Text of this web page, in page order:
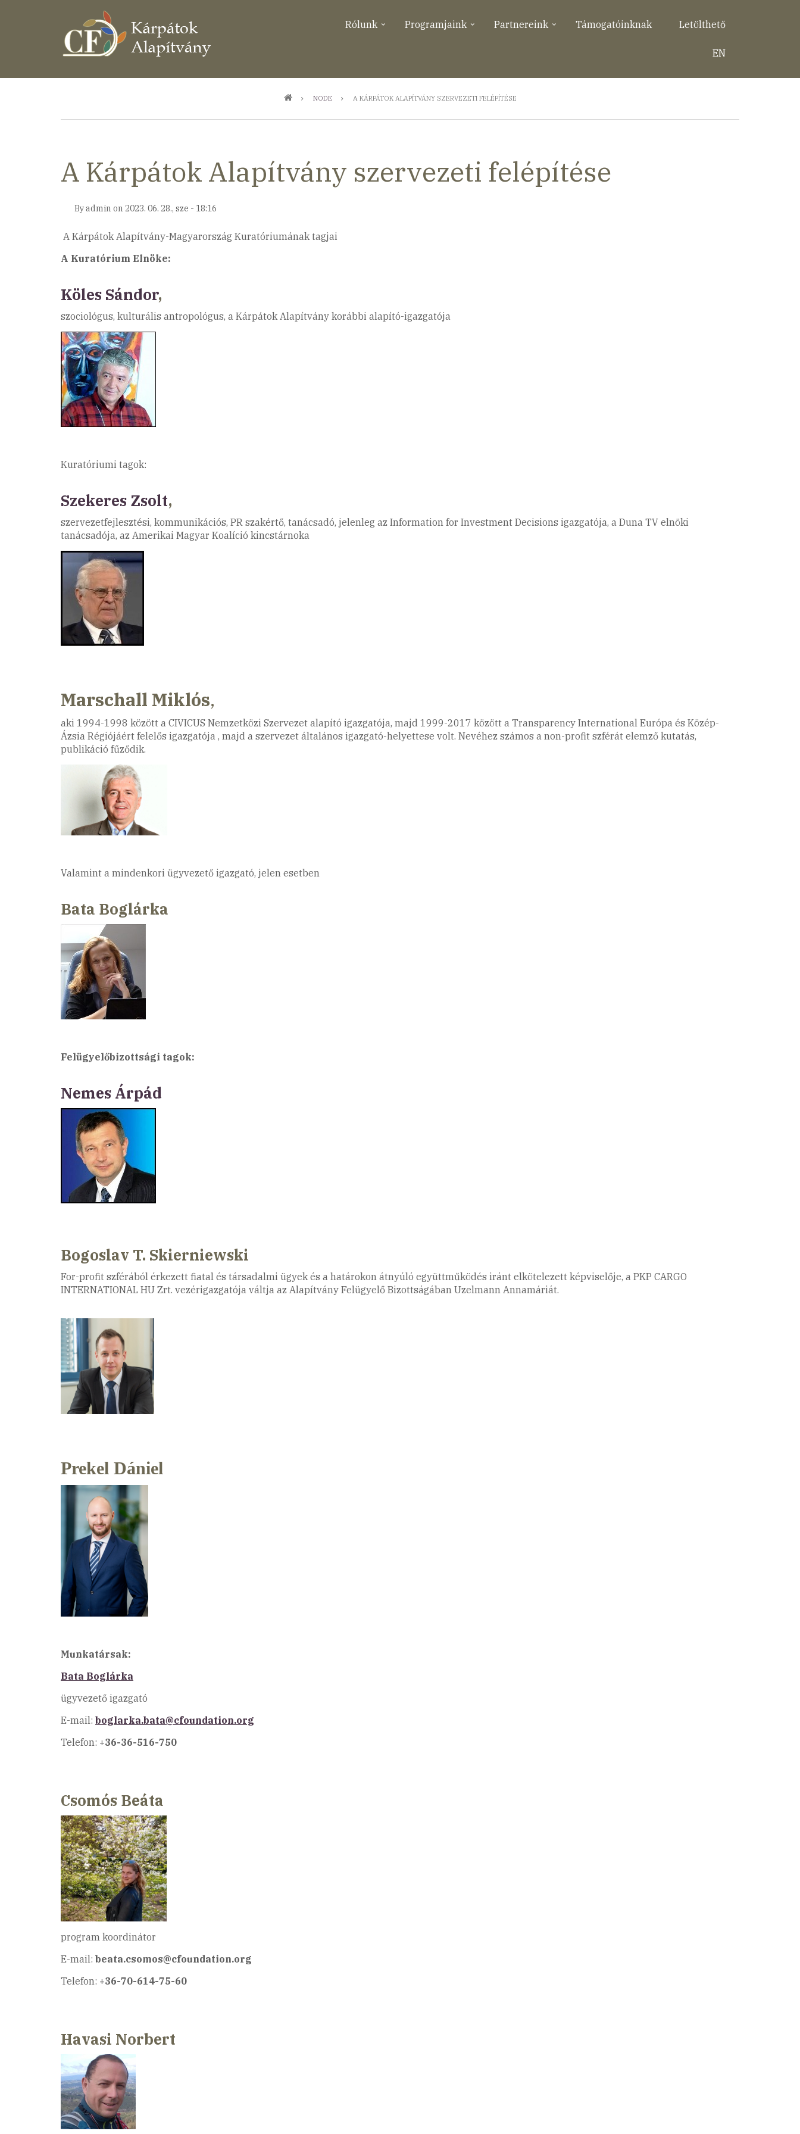
Rólunk Programjaink Partnereink Támogatóinknak Letölthető
EN
NODE A KÁRPÁTOK ALAPÍTVÁNY SZERVEZETI FELÉPÍTÉSE
A Kárpátok Alapítvány szervezeti felépítése
Byadmin on 2023. 06. 28., sze - 18:16
A Kárpátok Alapítvány-Magyarország Kuratóriumának tagjai
A Kuratórium Elnöke:
Köles Sándor,
szociológus, kulturális antropológus, a Kárpátok Alapítvány korábbi alapító-igazgatója
Kuratóriumi tagok:
Szekeres Zsolt,
szervezetfejlesztési, kommunikációs, PR szakértő, tanácsadó, jelenleg az Information for Investment Decisions igazgatója, a Duna TV elnöki
tanácsadója, az Amerikai Magyar Koalíció kincstárnoka
Marschall Miklós,
aki 1994-1998 között a CIVICUS Nemzetközi Szervezet alapító igazgatója, majd 1999-2017 között a Transparency International Európa és Közép-
Ázsia Régiójáért felelős igazgatója , majd a szervezet általános igazgató-helyettese volt. Nevéhez számos a non-profit szférát elemző kutatás,
publikáció fűződik.
Valamint a mindenkori ügyvezető igazgató, jelen esetben
Bata Boglárka
Felügyelőbizottsági tagok:
Nemes Árpád
Bogoslav T. Skierniewski
For-profit szférából érkezett fiatal és társadalmi ügyek és a határokon átnyúló együttműködés iránt elkötelezett képviselője, a PKP CARGO
INTERNATIONAL HU Zrt. vezérigazgatója váltja az Alapítvány Felügyelő Bizottságában Uzelmann Annamáriát.
Prekel Dániel
Munkatársak:
Bata Boglárka
ügyvezető igazgató
E-mail: boglarka.bata@cfoundation.org
Telefon: +36-36-516-750
Csomós Beáta
program koordinátor
E-mail: beata.csomos@cfoundation.org
Telefon: +36-70-614-75-60
Havasi Norbert